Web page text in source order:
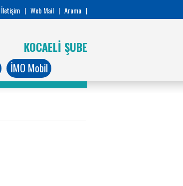
| Web Mail | Arama |
KOCAELİ ŞUBE
İMO Mobil